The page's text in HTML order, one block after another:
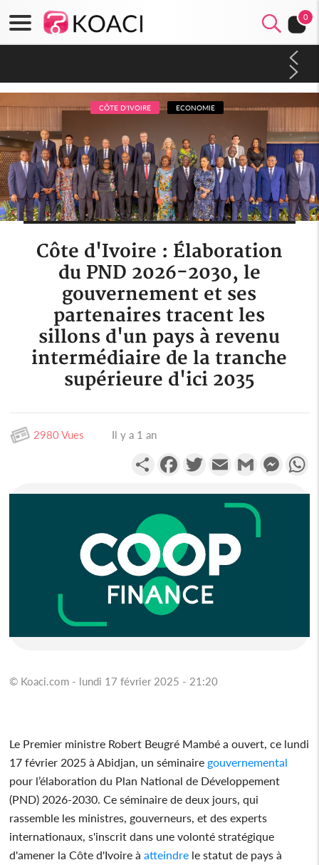
0
CÔTE D'IVOIRE ECONOMIE
Côte d'Ivoire : Élaboration
du PND 2026-2030, le
gouvernement et ses
partenaires tracent les
sillons d'un pays à revenu
intermédiaire de la tranche
supérieure d'ici 2035
2980 Vues Il y a 1 an
PartagerFacebookTwitterEmail Gmail
© Koaci.com - lundi 17 février 2025 - 21:20
Le Premier ministre Robert Beugré Mambé a ouvert, ce lundi
17 février 2025 à Abidjan, un séminaire gouvernemental
pour l’élaboration du Plan National de Développement
(PND) 2026-2030. Ce séminaire de deux jours, qui
rassemble les ministres, gouverneurs, et des experts
internationaux, s'inscrit dans une volonté stratégique
d'amener la Côte d'Ivoire à atteindre le statut de pays à